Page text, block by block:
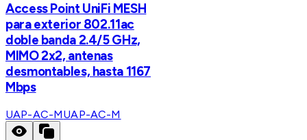
Access Point UniFi MESH
para exterior 802.11ac
doble banda 2.4/5 GHz,
MIMO 2x2, antenas
desmontables, hasta 1167
Mbps
UAP-AC-MUAP-AC-M